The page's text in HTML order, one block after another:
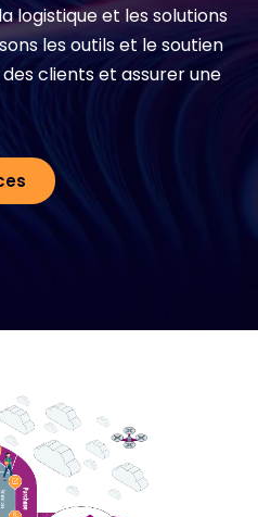
- En savoir plus
logistique et les solutions
les outils et le soutien
clients et assurer une